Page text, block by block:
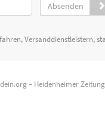
Absenden
Versanddienstleistern,
– Heidenheimer